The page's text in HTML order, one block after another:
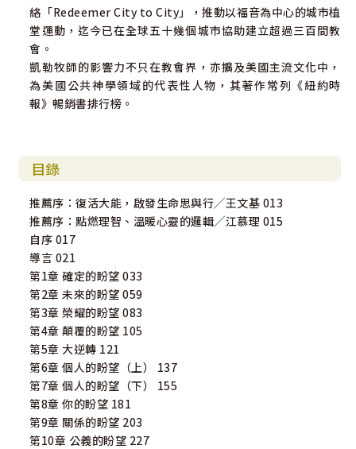
絡「Redeemer City to City」，推動以福音為中心的城市植
堂運動，迄今已在全球五十幾個城市協助建立超過三百間教
會。
凱勒牧師的影響力不只在教會界，亦擴及美國主流文化中，
為美國公共神學領域的代表性人物，其著作常列《紐約時
報》暢銷書排行榜。
目錄
推薦序：復活大能，啟發生命思與行╱王文基 013
推薦序：點燃理智、溫暖心靈的邏輯╱江慕理 015
自序 017
導言 021
第1章 確定的盼望 033
第2章 未來的盼望 059
第3章 榮耀的盼望 083
第4章 顛覆的盼望 105
第5章 大逆轉 121
第6章 個人的盼望（上） 137
第7章 個人的盼望（下） 155
第8章 你的盼望 181
第9章 關係的盼望 203
第10章 公義的盼望 227